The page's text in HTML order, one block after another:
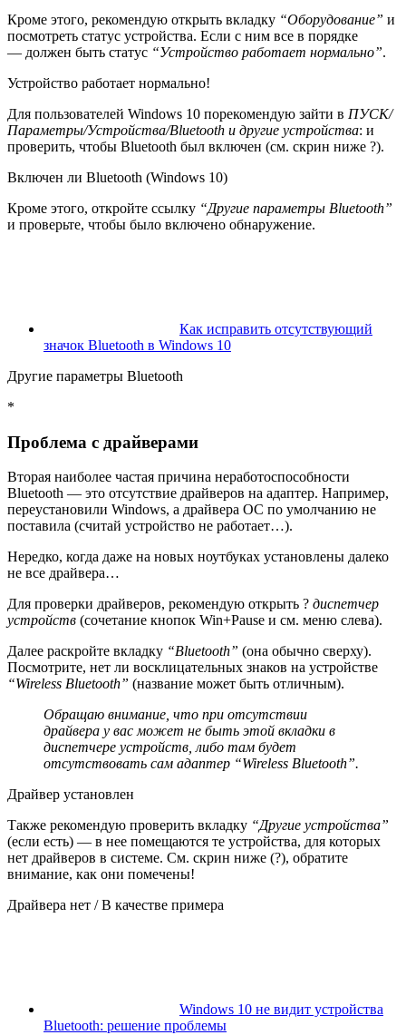
Кроме этого, рекомендую открыть вкладку “Оборудование” и
посмотреть статус устройства. Если с ним все в порядке
— должен быть статус “Устройство работает нормально”.
Устройство работает нормально!
Для пользователей Windows 10 порекомендую зайти в ПУСК/
Параметры/Устройства/Bluetooth и другие устройства: и
проверить, чтобы Bluetooth был включен (см. скрин ниже ?).
Включен ли Bluetooth (Windows 10)
Кроме этого, откройте ссылку “Другие параметры Bluetooth”
и проверьте, чтобы было включено обнаружение.
Как исправить отсутствующий
значок Bluetooth в Windows 10
Другие параметры Bluetooth
*
Проблема с драйверами
Вторая наиболее частая причина неработоспособности
Bluetooth — это отсутствие драйверов на адаптер. Например,
переустановили Windows, а драйвера ОС по умолчанию не
поставила (считай устройство не работает…).
Нередко, когда даже на новых ноутбуках установлены далеко
не все драйвера…
Для проверки драйверов, рекомендую открыть ? диспетчер
устройств (сочетание кнопок Win+Pause и см. меню слева).
Далее раскройте вкладку “Bluetooth” (она обычно сверху).
Посмотрите, нет ли восклицательных знаков на устройстве
“Wireless Bluetooth” (название может быть отличным).
Обращаю внимание, что при отсутствии
драйвера у вас может не быть этой вкладки в
диспетчере устройств, либо там будет
отсутствовать сам адаптер “Wireless Bluetooth”.
Драйвер установлен
Также рекомендую проверить вкладку “Другие устройства”
(если есть) — в нее помещаются те устройства, для которых
нет драйверов в системе. См. скрин ниже (?), обратите
внимание, как они помечены!
Драйвера нет / В качестве примера
Windows 10 не видит устройства
Bluetooth: решение проблемы